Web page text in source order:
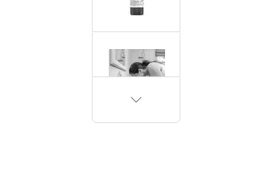
PRÓXIMA